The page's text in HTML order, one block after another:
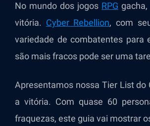
No mundo dos jogos RPG
vitória. Cyber Rebellion, com
variedade de combatentes para
são mais fracos pode ser uma
Apresentamos nossa Tier List do
a vitória. Com quase 60
fraquezas, este guia vai mostrar